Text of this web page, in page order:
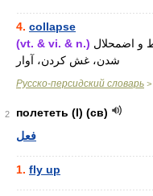
4. collapse
(vt. & vi. & n.)
شدن، غش کردن، آوار
Русско-персидский словарь >
2
полететь (I) (св)
فعل
1. fly up